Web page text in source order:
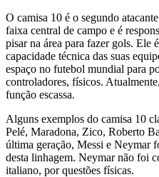
O camisa 10 é o segundo
faixa central de campo e é
pisar na área para fazer gols. Ele
capacidade técnica das suas
espaço no futebol mundial para
controladores, físicos.
função escassa.
Alguns exemplos do camisa 10
Pelé, Maradona, Zico, Roberto
última geração, Messi e Neymar
desta linhagem. Neymar não foi
italiano, por questões físicas.